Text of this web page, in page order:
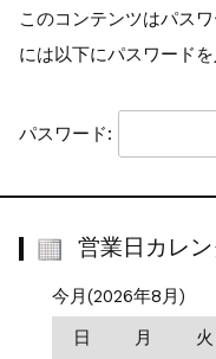
お知らせ
2022.6.6
このコンテンツはパス
には以下にパスワードを
パスワード:
営業日カレ
今月(2026年8月)
日
月 火